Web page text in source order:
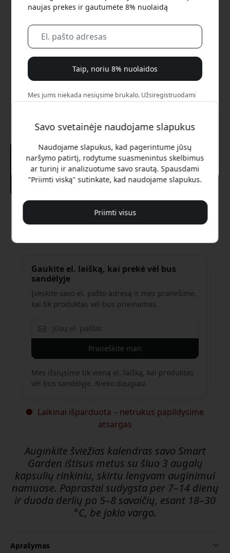
Rekomenduojama kaina
12.99 EUR
Gaukite el. laišką, kai prekė vėl bus
sandėlyje
Įveskite savo el. pašto adresą ir mes pranešime,
kai tik produktas vėl bus prieinamas.
Praneškite man
Mes išsiųsime tik vieną el. laišką, kai produktas
vėl bus sandėlyje. Nieko daugiau.
Laikinai išparduota – netrukus papildysime
atsargas
Auginkite šviežias kalendras savo Smart
Garden ištisus metus su šiuo 3 augalų
kapsulių rinkiniu, skirtu lengvam auginimui
namuose. Paprastai sudygsta per 7–14 dienų
ir duoda derlių po 5–8 savaičių, esant 18–30
°C, be jokio vargo.
Aprašymas
Savo svetainėje naudojame slapukus
Naudojame slapukus, kad pagerintume jūsų
naršymo patirtį, rodytume suasmenintus skelbimus
ar turinį ir analizuotume savo srautą. Spausdami
"Priimti viską" sutinkate, kad naudojame slapukus.
Priimti visus
naujas prekes ir gautumėte 8% nuolaidą
Taip, noriu 8% nuolaidos
Mes jums niekada nesiųsime brukalo. Užsiregistruodami
Ne, aš verčiau mokėčiau visą kainą.